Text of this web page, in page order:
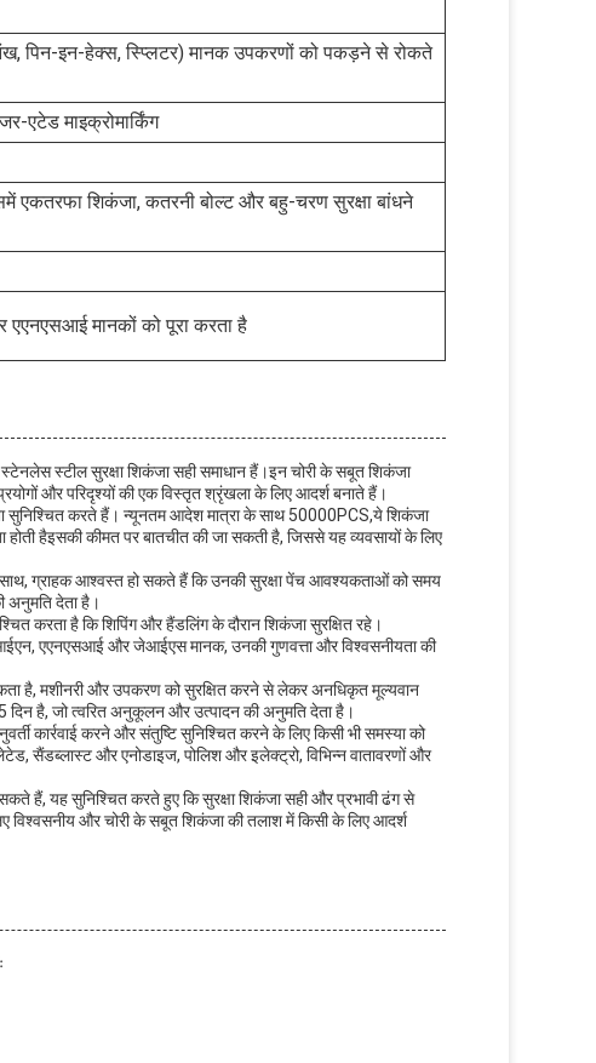
पिन-इन-हेक्स, स्प्लिटर) मानक उपकरणों को पकड़ने से रोकते
एटेड माइक्रोमार्किंग
एकतरफा शिकंजा, कतरनी बोल्ट और बहु-चरण सुरक्षा बांधने
मानकों को पूरा करता है
स्टील सुरक्षा शिकंजा सही समाधान हैं।इन चोरी के सबूत शिकंजा
और परिदृश्यों की एक विस्तृत श्रृंखला के लिए आदर्श बनाते हैं।
सुनिश्चित करते हैं। न्यूनतम आदेश मात्रा के साथ 50000PCS,ये शिकंजा
हैइसकी कीमत पर बातचीत की जा सकती है, जिससे यह व्यवसायों के लिए
साथ, ग्राहक आश्वस्त हो सकते हैं कि उनकी सुरक्षा पेंच आवश्यकताओं को समय
अनुमति देता है।
करता है कि शिपिंग और हैंडलिंग के दौरान शिकंजा सुरक्षित रहे।
एएनएसआई और जेआईएस मानक, उनकी गुणवत्ता और विश्वसनीयता की
है, मशीनरी और उपकरण को सुरक्षित करने से लेकर अनधिकृत मूल्यवान
है, जो त्वरित अनुकूलन और उत्पादन की अनुमति देता है।
कार्रवाई करने और संतुष्टि सुनिश्चित करने के लिए किसी भी समस्या को
सैंडब्लास्ट और एनोडाइज, पोलिश और इलेक्ट्रो, विभिन्न वातावरणों और
हैं, यह सुनिश्चित करते हुए कि सुरक्षा शिकंजा सही और प्रभावी ढंग से
विश्वसनीय और चोरी के सबूत शिकंजा की तलाश में किसी के लिए आदर्श